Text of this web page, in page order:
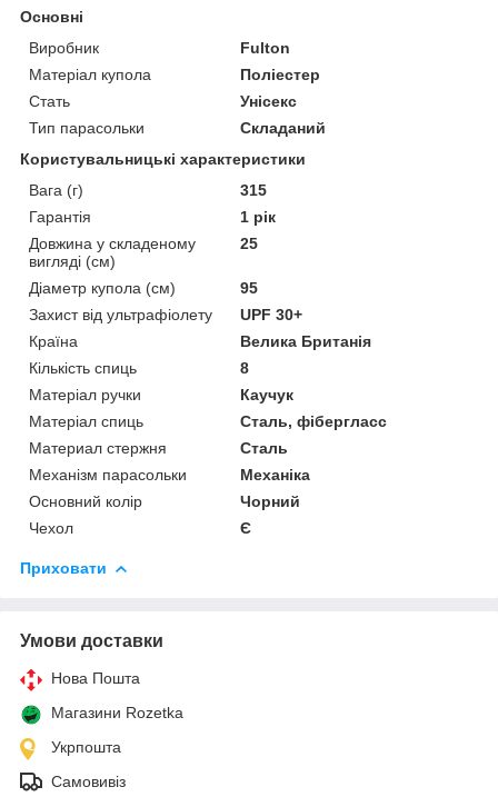
Основні
Виробник
Fulton
Матеріал купола
Поліестер
Стать
Унісекс
Тип парасольки
Складаний
Користувальницькі характеристики
Вага (г)
315
Гарантія
1 рік
Довжина у складеному
вигляді (см)
25
Діаметр купола (см)
95
Захист від ультрафіолету
UPF 30+
Країна
Велика Британія
Кількість спиць
8
Матеріал ручки
Каучук
Матеріал спиць
Сталь, фібергласс
Материал стержня
Сталь
Механізм парасольки
Механіка
Основний колір
Чорний
Чехол
Є
Приховати
Умови доставки
Нова Пошта
Магазини Rozetka
Укрпошта
Самовивіз